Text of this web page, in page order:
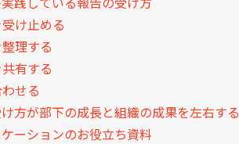
け止める
理する
有する
せる
方が部下の成長と組織の成果を左右する
ーションのお役立ち資料